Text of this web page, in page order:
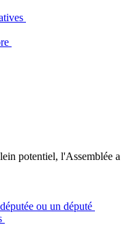
potentiel, l'Assemblée a
ou un député